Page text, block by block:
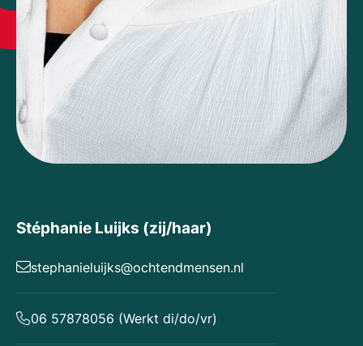
Stéphanie Luijks (zij/haar)
stephanieluijks@ochtendmensen.nl
06 57878056 (Werkt di/do/vr)